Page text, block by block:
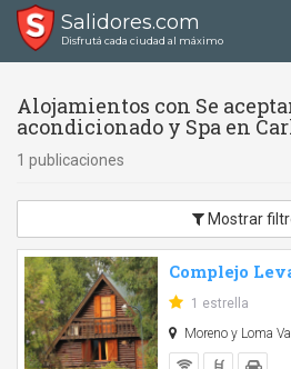
Salidores.com
Disfrutá cada ciudad al máximo
Alojamientos con Se
acondicionado y Spa en
1 publicaciones
Mostrar
Complejo
1 estrella
Moreno y Loma